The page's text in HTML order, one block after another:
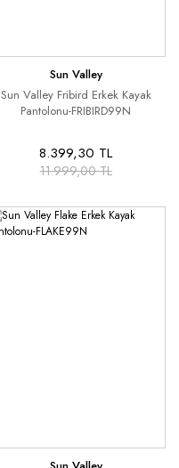
Sun Valley
Sun Valley Fribird Erkek Kayak
Pantolonu-FRIBIRD99N
8.399,30 TL
11.999,00 TL